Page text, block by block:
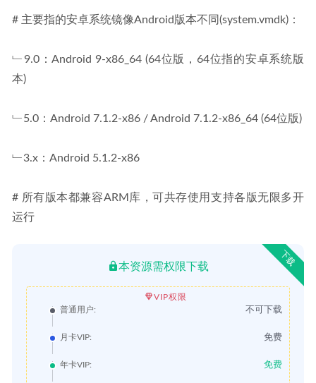
# 主要指的安卓系统镜像Android版本不同(system.vmdk)：
﹂9.0：Android 9-x86_64 (64位版，64位指的安卓系统版
本)
﹂5.0：Android 7.1.2-x86 / Android 7.1.2-x86_64 (64位版)
﹂3.x：Android 5.1.2-x86
# 所有版本都兼容ARM库，可共存使用支持各版无限多开
运行
下载
本资源需权限下载
VIP权限
普通用户:
不可下载
月卡VIP: 免费
年卡VIP: 免费